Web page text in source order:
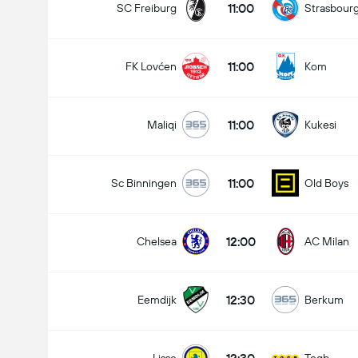
SC Freiburg 11:00
FK Lovćen 11:00 Kom
Maliqi 11:00 Kukesi
Sc Binningen 11:00 Old Boys
Chelsea 12:00 AC Milan
Eemdijk 12:30 Berkum